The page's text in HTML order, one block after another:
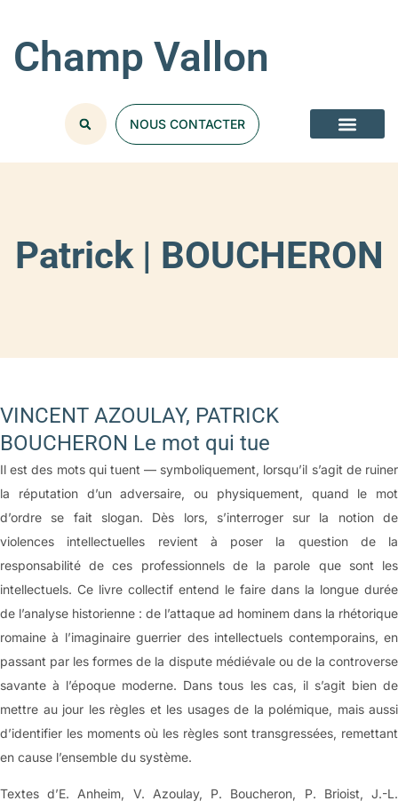
Champ Vallon
NOUS CONTACTER
Patrick | BOUCHERON
VINCENT AZOULAY, PATRICK
BOUCHERON Le mot qui tue
Il est des mots qui tuent — symboliquement, lorsqu’il s’agit de ruiner
la réputation d’un adversaire, ou physiquement, quand le mot
d’ordre se fait slogan. Dès lors, s’interroger sur la notion de
violences intellectuelles revient à poser la question de la
responsabilité de ces professionnels de la parole que sont les
intellectuels. Ce livre collectif entend le faire dans la longue durée
de l’analyse historienne : de l’attaque ad hominem dans la rhétorique
romaine à l’imaginaire guerrier des intellectuels contemporains, en
passant par les formes de la dispute médiévale ou de la controverse
savante à l’époque moderne. Dans tous les cas, il s’agit bien de
mettre au jour les règles et les usages de la polémique, mais aussi
d’identifier les moments où les règles sont transgressées, remettant
en cause l’ensemble du système.
Textes d’E. Anheim, V. Azoulay, P. Boucheron, P. Brioist, J.-L.